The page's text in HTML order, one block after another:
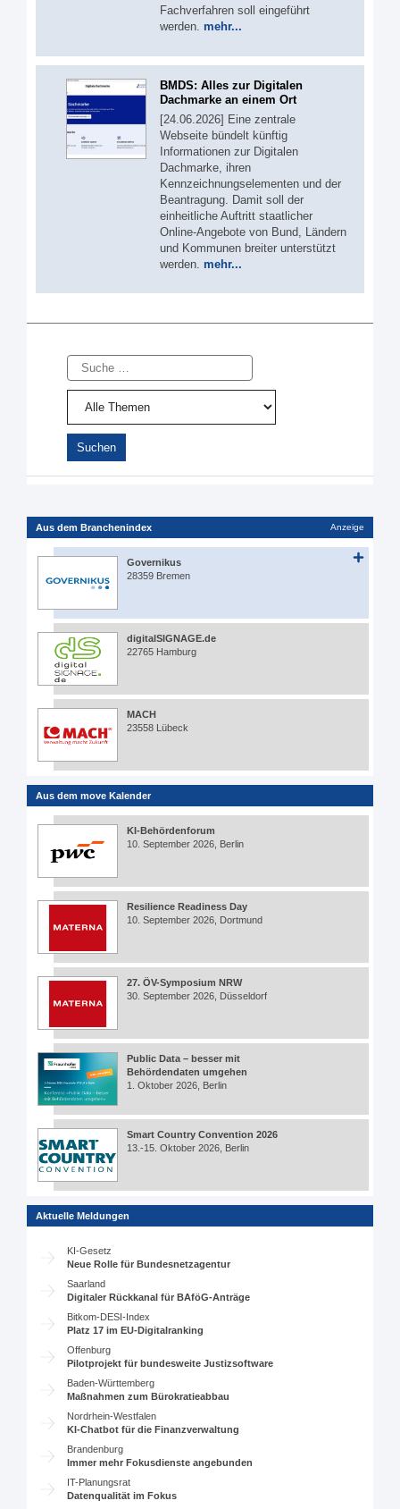
Fachverfahren soll eingeführt
werden. mehr...
BMDS: Alles zur Digitalen
Dachmarke an einem Ort
[24.06.2026] Eine zentrale
Webseite bündelt künftig
Informationen zur Digitalen
Dachmarke, ihren
Kennzeichnungselementen und der
Beantragung. Damit soll der
einheitliche Auftritt staatlicher
Online-Angebote von Bund, Ländern
und Kommunen breiter unterstützt
werden. mehr...
Suche
Aus dem Branchenindex Anzeige
Governikus
28359 Bremen
digitalSIGNAGE.de
22765 Hamburg
MACH
23558 Lübeck
Aus dem move Kalender
KI-Behördenforum
10. September 2026, Berlin
Resilience Readiness Day
10. September 2026, Dortmund
27. ÖV-Symposium NRW
30. September 2026, Düsseldorf
Public Data – besser mit
Behördendaten umgehen
1. Oktober 2026, Berlin
Smart Country Convention 2026
13.-15. Oktober 2026, Berlin
Aktuelle Meldungen
KI-Gesetz
Neue Rolle für Bundesnetzagentur
Saarland
Digitaler Rückkanal für BAföG-Anträge
Bitkom-DESI-Index
Platz 17 im EU-Digitalranking
Offenburg
Pilotprojekt für bundesweite Justizsoftware
Baden-Württemberg
Maßnahmen zum Bürokratieabbau
Nordrhein-Westfalen
KI-Chatbot für die Finanzverwaltung
Brandenburg
Immer mehr Fokusdienste angebunden
IT-Planungsrat
Datenqualität im Fokus